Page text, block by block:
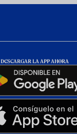
DESCARGAR LA APP AHORA